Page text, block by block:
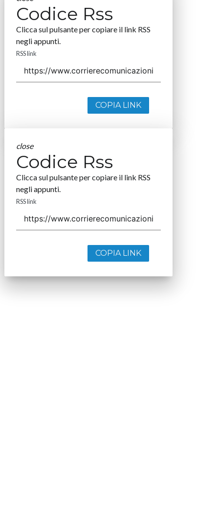
Codice Rss
Clicca sul pulsante per copiare il link RSS
negli appunti.
RSS link
COPIA LINK
close
Codice Rss
Clicca sul pulsante per copiare il link RSS
negli appunti.
RSS link
COPIA LINK